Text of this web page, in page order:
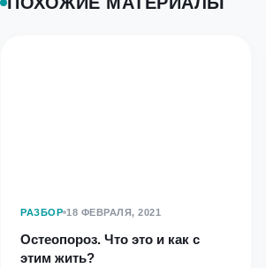
РАЗБОР 18 ФЕВРАЛЯ, 2021
Остеопороз. Что это и как с
этим жить?